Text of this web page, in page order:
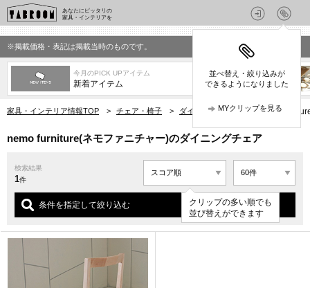
あなたにピッタリの
家具・インテリアを
並べ替え・絞り込みが
できるようになりました
MYクリップを見る
※掲載価格・表記は掲載当時のものです。
今月のPICK UPアイテム
新着アイテム
家具・インテリア情報TOP > チェア・椅子 > ダイニングチェア > nemo
nemo furniture(ネモファニチャー)のダイニングチェア
検索結果
1件
クリップの多い順でも
並び替えができます
条件を指定して絞り込む